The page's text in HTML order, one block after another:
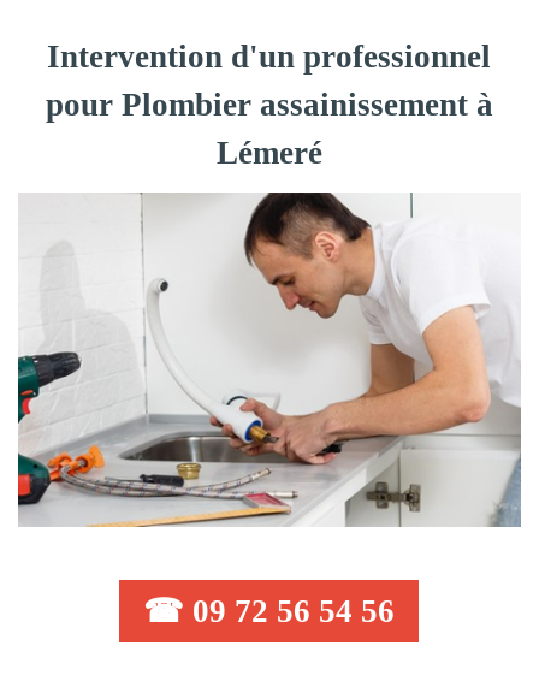
Intervention d'un professionnel
pour Plombier assainissement à
Lémeré
☎ 09 72 56 54 56